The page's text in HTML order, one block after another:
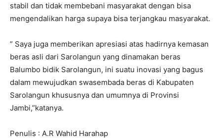
stabil dan tidak membebani masyarakat dengan bisa
mengendalikan harga supaya bisa terjangkau masyarakat.
” Saya juga memberikan apresiasi atas hadirnya kemasan
beras asli dari Sarolangun yang dinamakan beras
Balumbo bidik Sarolangun, ini suatu inovasi yang bagus
dalam mewujudkan swasembada beras di Kabupaten
Sarolangun khususnya dan umumnya di Provinsi
Jambi,”katanya.
Penulis : A.R Wahid Harahap